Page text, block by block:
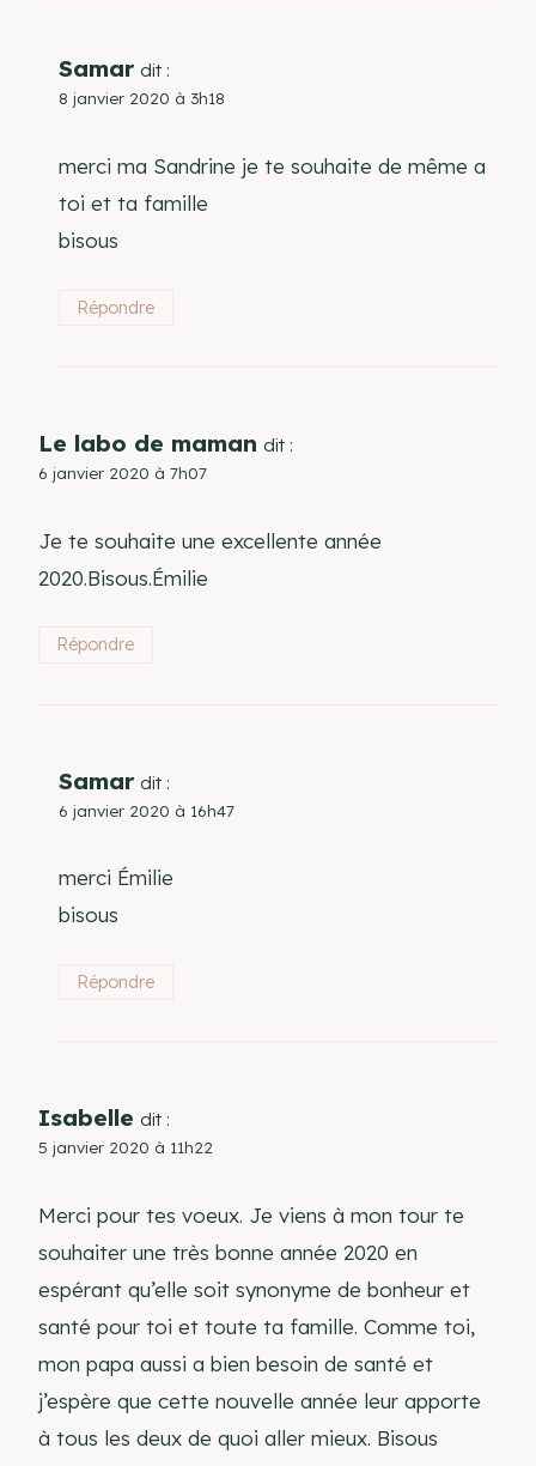
Samar dit :
8 janvier 2020 à 3h18
merci ma Sandrine je te souhaite de même a
toi et ta famille
bisous
Répondre
Le labo de maman dit :
6 janvier 2020 à 7h07
Je te souhaite une excellente année
2020.Bisous.Émilie
Répondre
Samar dit :
6 janvier 2020 à 16h47
merci Émilie
bisous
Répondre
Isabelle dit :
5 janvier 2020 à 11h22
Merci pour tes voeux. Je viens à mon tour te
souhaiter une très bonne année 2020 en
espérant qu’elle soit synonyme de bonheur et
santé pour toi et toute ta famille. Comme toi,
mon papa aussi a bien besoin de santé et
j’espère que cette nouvelle année leur apporte
à tous les deux de quoi aller mieux. Bisous